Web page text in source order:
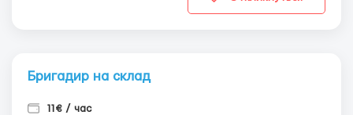
Бригадир на склад
11€ / час